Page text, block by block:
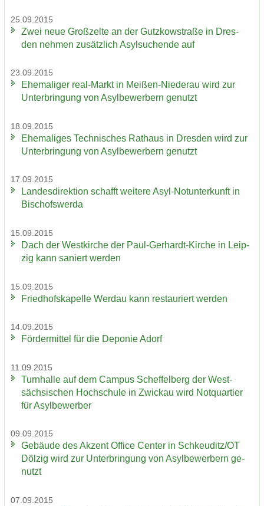
25.09.2015
Zwei neue Groß­zel­te an der Gutz­kow­stra­ße in Dres­
den neh­men zu­sätz­lich Asyl­su­chen­de auf
23.09.2015
Ehe­ma­li­ger real-​Markt in Meißen-​Niederau wird zur
Un­ter­brin­gung von Asyl­be­wer­bern ge­nutzt
18.09.2015
Ehe­ma­li­ges Tech­ni­sches Rat­haus in Dres­den wird zur
Un­ter­brin­gung von Asyl­be­wer­bern ge­nutzt
17.09.2015
Lan­des­di­rek­ti­on schafft wei­te­re Asyl-​Notunterkunft in
Bi­schofs­wer­da
15.09.2015
Dach der West­kir­che der Paul-​Gerhardt-Kirche in Leip­
zig kann sa­niert wer­den
15.09.2015
Fried­hofs­ka­pel­le Wer­dau kann re­stau­riert wer­den
14.09.2015
För­der­mit­tel für die De­po­nie Adorf
11.09.2015
Turn­hal­le auf dem Cam­pus Schef­fel­berg der West­
säch­si­schen Hoch­schu­le in Zwi­ckau wird Not­quar­tier
für Asyl­be­wer­ber
09.09.2015
Ge­bäu­de des Ak­zent Of­fice Cen­ter in Schkeu­ditz/OT
Döl­zig wird zur Un­ter­brin­gung von Asyl­be­wer­bern ge­
nutzt
07.09.2015